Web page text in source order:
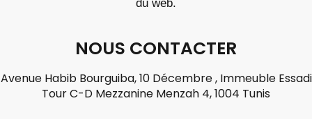
du web.
NOUS CONTACTER
Avenue Habib Bourguiba, 10 Décembre , Immeuble Essadi
Tour C-D Mezzanine Menzah 4, 1004 Tunis